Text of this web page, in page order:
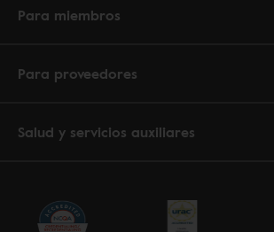
Para miembros
Para proveedores
Salud y servicios auxiliares